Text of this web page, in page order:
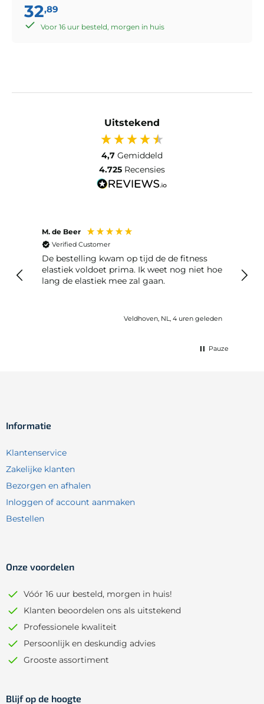
32,89
Voor 16 uur besteld, morgen in huis
Uitstekend
4,7 Gemiddeld
4.725 Recensies
M. de Beer
Verified Customer
De bestelling kwam op tijd de de fitness
elastiek voldoet prima. Ik weet nog niet hoe
lang de elastiek mee zal gaan.
Veldhoven, NL, 4 uren geleden
Pauze
Informatie
Klantenservice
Zakelijke klanten
Bezorgen en afhalen
Inloggen of account aanmaken
Bestellen
Onze voordelen
Vóór 16 uur besteld, morgen in huis!
Klanten beoordelen ons als uitstekend
Professionele kwaliteit
Persoonlijk en deskundig advies
Grooste assortiment
Blijf op de hoogte